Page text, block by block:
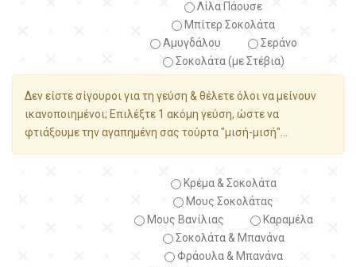
Λίλα Πάουσε
Μπίτερ Σοκολάτα
Αμυγδάλου
Σεράνο
Σοκολάτα (με Στέβια)
Δεν είστε σίγουροι για τη γεύση & θέλετε όλοι να μείνουν
ικανοποιημένοι; Επιλέξτε 1 ακόμη γεύση, ώστε να
φτιάξουμε την αγαπημένη σας τούρτα "μισή-μισή"...
Κρέμα & Σοκολάτα
Μους Σοκολάτας
Μους Βανίλιας
Καραμέλα
Σοκολάτα & Μπανάνα
Φράουλα & Μπανάνα